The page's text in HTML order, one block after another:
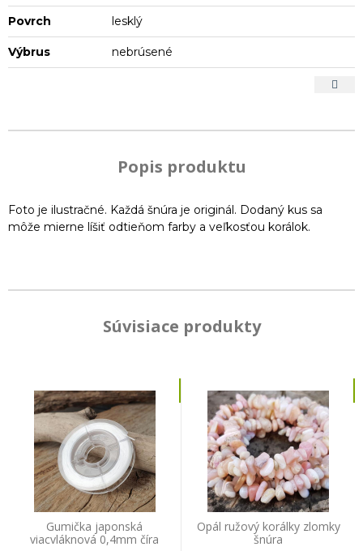
Povrch lesklý
Výbrus nebrúsené
Popis produktu
Foto je ilustračné. Každá šnúra je originál. Dodaný kus sa
môže mierne líšiť odtieňom farby a veľkosťou korálok.
Súvisiace produkty
Gumička japonská
viacvláknová 0,4mm číra
Opál ružový korálky zlomky
šnúra